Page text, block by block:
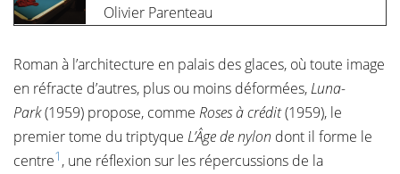
Olivier Parenteau
Roman à l’architecture en palais des glaces, où toute image
en réfracte d’autres, plus ou moins déformées,Luna-
Park(1959) propose, comme Roses à crédit(1959), le
premier tome du triptyque L’Âge de nylon dont il forme le
centre1 , une réflexion sur les répercussions de la